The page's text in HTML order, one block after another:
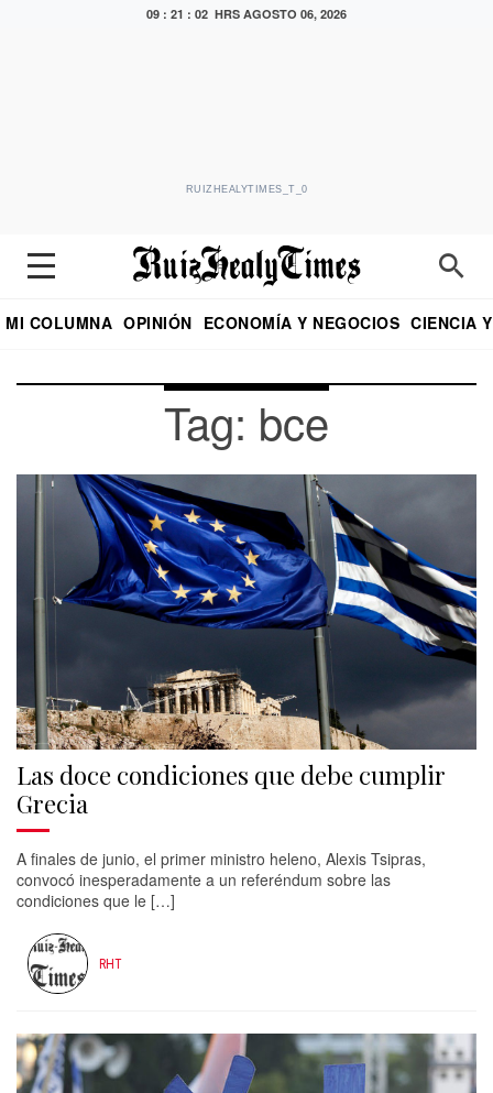
09 : 21 : 02 HRS AGOSTO 06, 2026
RUIZHEALYTIMES_T_0
MI COLUMNA OPINIÓN ECONOMÍA Y NEGOCIOS CIENCIA
Tag: bce
Las doce condiciones que debe cumplir
Grecia
A finales de junio, el primer ministro heleno, Alexis Tsipras,
convocó inesperadamente a un referéndum sobre las
condiciones que le […]
RHT